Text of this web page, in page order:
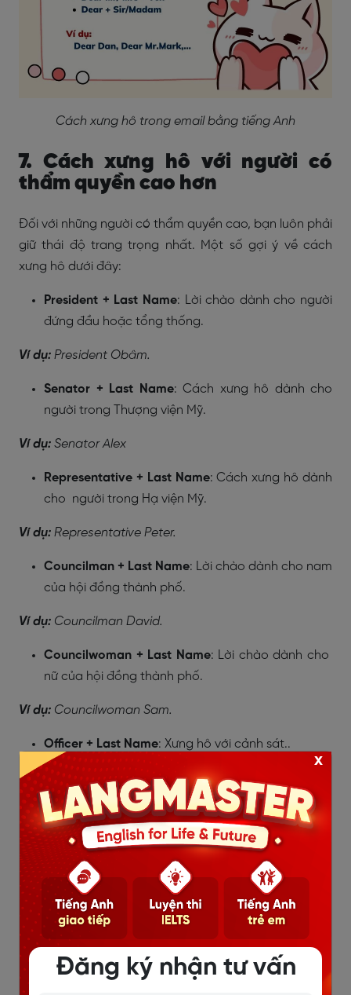
Cách xưng hô trong email bằng tiếng Anh
7. Cách xưng hô với người có
thẩm quyền cao hơn
Đối với những người có thẩm quyền cao, bạn luôn phải
giữ thái độ trang trọng nhất. Một số gợi ý về cách
xưng hô dưới đây:
President + Last Name: Lời chào dành cho người
đứng đầu hoặc tổng thống.
Ví dụ: President Obâm.
Senator + Last Name: Cách xưng hô dành cho
người trong Thượng viện Mỹ.
Ví dụ: Senator Alex
Representative + Last Name: Cách xưng hô dành
cho người trong Hạ viện Mỹ.
Ví dụ: Representative Peter.
Councilman + Last Name: Lời chào dành cho nam
của hội đồng thành phố.
Ví dụ: Councilman David.
Councilwoman + Last Name: Lời chào dành cho
nữ của hội đồng thành phố.
Ví dụ: Councilwoman Sam.
Officer + Last Name: Xưng hô với cảnh sát..
Ví dụ: Officer Jonh.
Father + Last Name/First Name: Xưng hô với linh
mục công giáo.
Ví dụ: Father Pete.
Pastor + Last Name/First Name
: Chức danh dành
cho mục sư cơ đốc..
Ví dụ: Pastor Machew.
Đăng ký nhận tư vấn
x